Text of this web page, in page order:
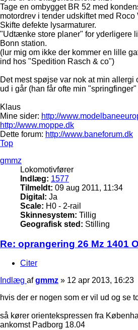
Tage en ombygget BR 52 med
motordrev i tender udskiftet med Roco
Skifte defekte lysarmaturer.
"Udtænke store planer" for yderligere
Bonn station.
(lur mig om ikke der kommer en lille
ind hos "Spedition Rasch & co")
Det mest spøjse var nok at min allergi
ud i går (han får ofte min
Klaus
Mine sider: http://
http://www.moppe.dk
Dette forum: http://www.baneforum.dk
Top
gmmz
Lokomotivfører
Indlæg: 1577
Tilmeldt: 09 aug 2011, 11:34
Digital: Ja
Scale: H0 - 2-rail
Skinnesystem: Tillig
Geografisk sted: Stilling
Re: oprangering 26 Mz 1401
Citer
Indlæg afgmmz » 12 apr 2013, 16:23
hvis der er nogen som er vil ud og se
så kører orientekspressen fra
ankomst Padborg 18.04